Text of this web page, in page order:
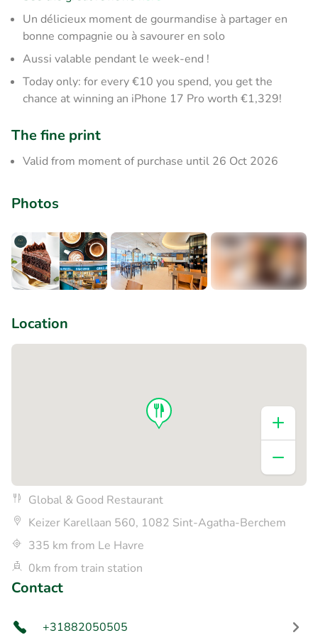
Un délicieux moment de gourmandise à partager en
bonne compagnie ou à savourer en solo
Aussi valable pendant le week-end !
Today only: for every €10 you spend, you get the
chance at winning an iPhone 17 Pro worth €1,329!
The fine print
Valid from moment of purchase until 26 Oct 2026
Photos
Location
Global & Good Restaurant
Keizer Karellaan 560, 1082 Sint-Agatha-Berchem
335 km from Le Havre
0km from train station
Contact
+31882050505